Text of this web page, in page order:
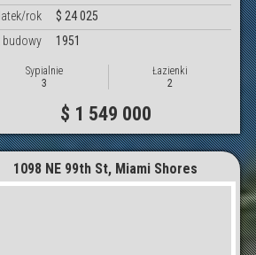
rok
$ 24 025
budowy
1951
Sypialnie
3
Łazienki
2
$ 1 549 000
1098 NE 99th St, Miami Shores